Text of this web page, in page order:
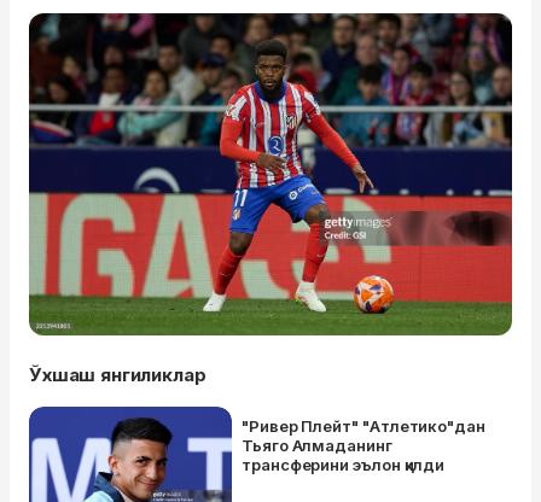
Ўхшаш янгиликлар
"Ривер Плейт" "Атлетико"дан
Тьяго Алмаданинг
трансферини эълон қилди